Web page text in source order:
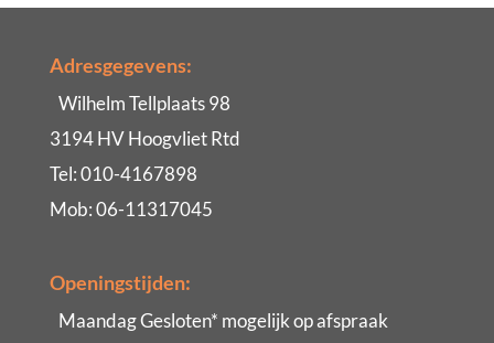
Adresgegevens:
Wilhelm Tellplaats 98
3194 HV Hoogvliet Rtd
Tel: 010-4167898
Mob: 06-11317045
Openingstijden:
Maandag Gesloten* mogelijk op afspraak